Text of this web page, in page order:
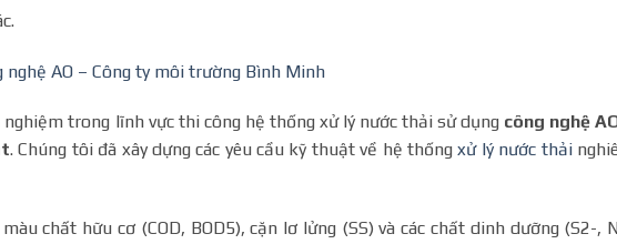
AO – Công ty môi trường Bình Minh
trong lĩnh vực thi công hệ thống xử lý nước thải sử dụng công nghệ
. Chúng tôi đã xây dựng các yêu cầu kỹ thuật về hệ thốngxử lý nước thải
chất hữu cơ (COD, BOD5), cặn lơ lửng (SS) và các chất dinh dưỡng (S2-,